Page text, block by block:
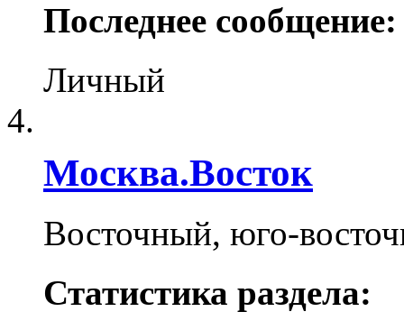
Последнее сообщение:
Личный
Москва.Восток
Восточный, юго-
Статистика раздела: